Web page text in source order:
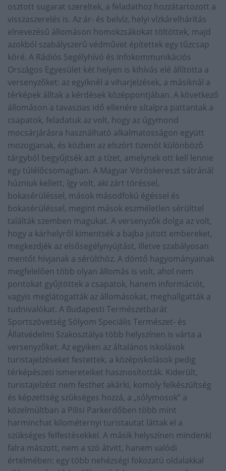
osztott sugarat szereltek, a feladathoz hozzátartozott a
visszaszerelés is. Az ár- és belvíz, helyi vízkárelhárítás
elnevezésű állomáson homokzsákokat töltöttek, majd
azokból szabályszerű védművet építettek egy tűzcsap
köré. A Rádiós Segélyhívó és Infokommunikációs
Országos Egyesület két helyen is kihívás elé állította a
versenyzőket: az egyiknél a viharjelzések, a másiknál a
térképek álltak a kérdések középpontjában. A következő
állomáson a tavaszias idő ellenére sítalpra pattantak a
csapatok, feladatuk az volt, hogy az úgymond
mocsárjárásra használható alkalmatosságon együtt
mozogjanak, és közben az elszórt tizenöt különböző
tárgyból begyűjtsék azt a tízet, amelynek ott kell lennie
egy túlélőcsomagban. A Magyar Vöröskereszt sátránál
húzniuk kellett, így volt, aki zárt töréssel,
bokasérüléssel, mások másodfokú égéssel és
bokasérüléssel, megint mások eszméletlen sérülttel
találták szemben magukat. A versenyzők dolga az volt,
hogy a kárhelyről kimentsék a bajba jutott embereket,
megkezdjék az elsősegélynyújtást, illetve szabályosan
mentőt hívjanak a sérülthöz. A döntő hagyományainak
megfelelően több olyan állomás is volt, ahol nem
pontokat gyűjtöttek a csapatok, hanem információt,
vagyis meglátogatták az állomásokat, meghallgatták a
tudnivalókat. A Budapesti Természetbarát
Sportszövetség Sólyom Speciális Természet- és
Állatvédelmi Szakosztálya több helyszínen is várta a
versenyzőket. Az egyiken az általános iskolások
turistajelzéseket festettek, a középiskolások pedig
térképészeti ismereteiket hasznosították. Kiderült,
turistajelzést nem festhet akárki, komoly felkészültség
és képzettség szükséges hozzá, a „sólymosok” a
közelmúltban a Pilisi Parkerdőben több mint
harminchat kilométernyi turistautat láttak el a
szükséges felfestésekkel. A másik helyszínen mindenki
falra mászott, nem a szó átvitt, hanem valódi
értelmében: egy több nehézségi fokozatú oldalakkal